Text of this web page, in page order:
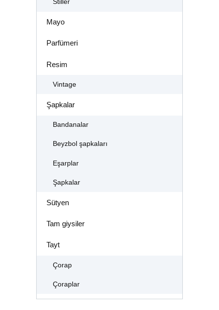
Stiller
Mayo
Parfümeri
Resim
Vintage
Şapkalar
Bandanalar
Beyzbol şapkaları
Eşarplar
Şapkalar
Sütyen
Tam giysiler
Tayt
Çorap
Çoraplar